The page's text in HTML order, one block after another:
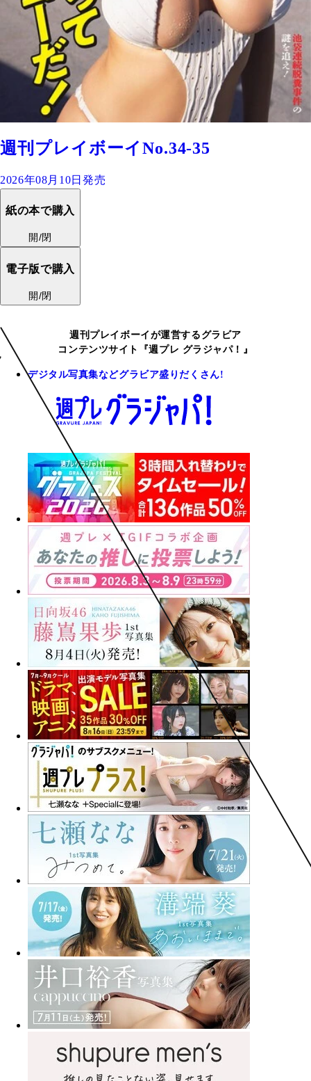
週刊プレイボーイNo.34-35
2026年08月10日発売
紙の本で購入
開/閉
電子版で購入
開/閉
週刊プレイボーイが運営するグラビア
コンテンツサイト『週プレ グラジャパ！』
デジタル写真集などグラビア盛りだくさん!